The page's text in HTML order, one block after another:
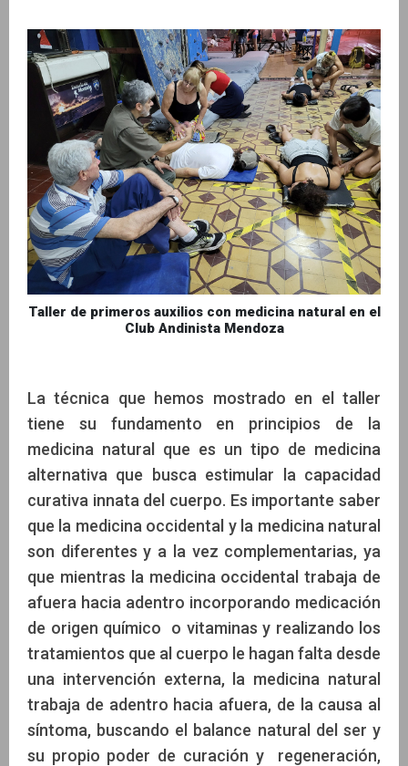
Taller de primeros auxilios con medicina natural en el
Club Andinista Mendoza
La técnica que hemos mostrado en el taller
tiene su fundamento en principios de la
medicina natural que es un tipo de medicina
alternativa que busca estimular la capacidad
curativa innata del cuerpo. Es importante saber
que la medicina occidental y la medicina natural
son diferentes y a la vez complementarias, ya
que mientras la medicina occidental trabaja de
afuera hacia adentro incorporando medicación
de origen químico o vitaminas y realizando los
tratamientos que al cuerpo le hagan falta desde
una intervención externa, la medicina natural
trabaja de adentro hacia afuera, de la causa al
síntoma, buscando el balance natural del ser y
su propio poder de curación y regeneración,